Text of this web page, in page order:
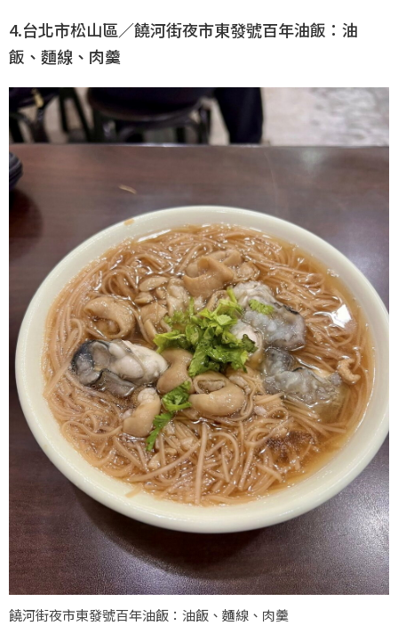
4.台北市松山區／饒河街夜市東發號百年油飯：油
飯、麵線、肉羹
饒河街夜市東發號百年油飯：油飯、麵線、肉羹